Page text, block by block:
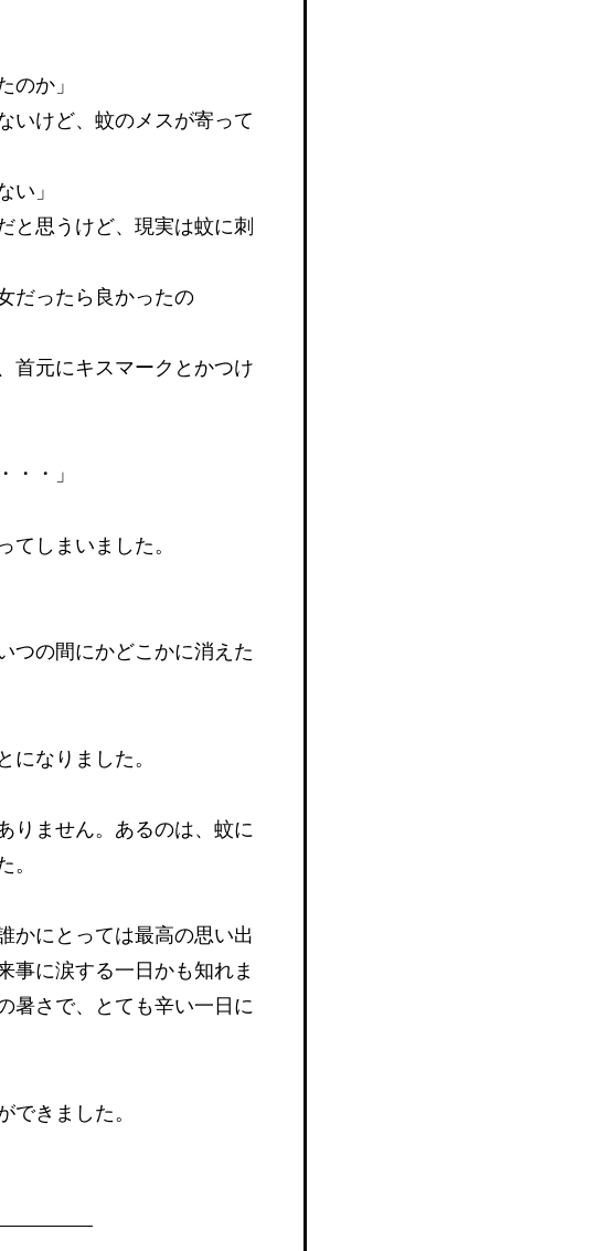
のか」
いけど、蚊のメスが寄って
い」
と思うけど、現実は蚊に刺
だったら良かったの
首元にキスマークとかつけ
・・」
てしまいました。
つの間にかどこかに消えた
になりました。
りません。あるのは、蚊に
。
かにとっては最高の思い出
事に涙する一日かも知れま
暑さで、とても辛い一日に
できました。